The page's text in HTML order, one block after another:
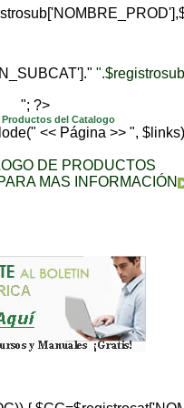
"; ?>
del Catalogo
<< Página >> ",
DE PRODUCTOS
MAS INFORMACIÓN